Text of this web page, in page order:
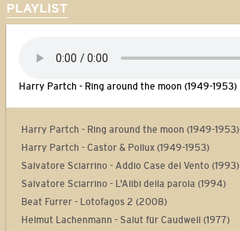
PLAYLIST
Harry Partch - Ring around the moon (1949-1953)
Harry Partch - Ring around the moon (1949-1953)
Harry Partch - Castor & Pollux (1949-1953)
Salvatore Sciarrino - Addio Case del Vento (1993)
Salvatore Sciarrino - L'Alibi della parola (1994)
Beat Furrer - Lotofagos 2 (2008)
Helmut Lachenmann - Salut für Caudwell (1977)